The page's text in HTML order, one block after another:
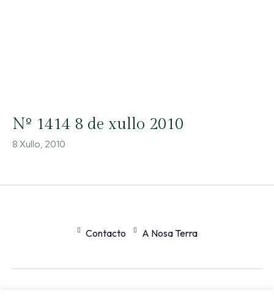
Nº 1414 8 de xullo 2010
8 Xullo, 2010
Contacto A Nosa Terra